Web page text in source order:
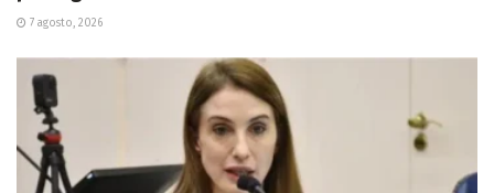
7 agosto, 2026